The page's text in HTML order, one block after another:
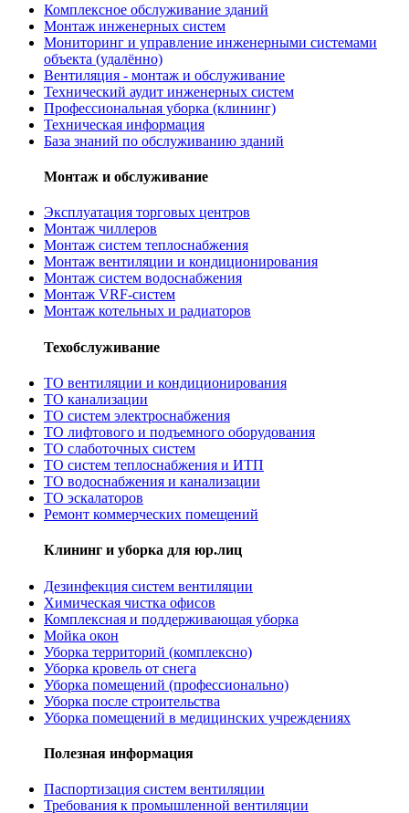
Комплексное обслуживание зданий
Монтаж инженерных систем
Мониторинг и управление инженерными системами
объекта (удалённо)
Вентиляция - монтаж и обслуживание
Технический аудит инженерных систем
Профессиональная уборка (клининг)
Техническая информация
База знаний по обслуживанию зданий
Монтаж и обслуживание
Эксплуатация торговых центров
Монтаж чиллеров
Монтаж систем теплоснабжения
Монтаж вентиляции и кондиционирования
Монтаж систем водоснабжения
Монтаж VRF-систем
Монтаж котельных и радиаторов
Техобслуживание
ТО вентиляции и кондиционирования
ТО канализации
ТО систем электроснабжения
ТО лифтового и подъемного оборудования
ТО слаботочных систем
ТО систем теплоснабжения и ИТП
ТО водоснабжения и канализации
ТО эскалаторов
Ремонт коммерческих помещений
Клининг и уборка для юр.лиц
Дезинфекция систем вентиляции
Химическая чистка офисов
Комплексная и поддерживающая уборка
Мойка окон
Уборка территорий (комплексно)
Уборка кровель от снега
Уборка помещений (профессионально)
Уборка после строительства
Уборка помещений в медицинских учреждениях
Полезная информация
Паспортизация систем вентиляции
Требования к промышленной вентиляции